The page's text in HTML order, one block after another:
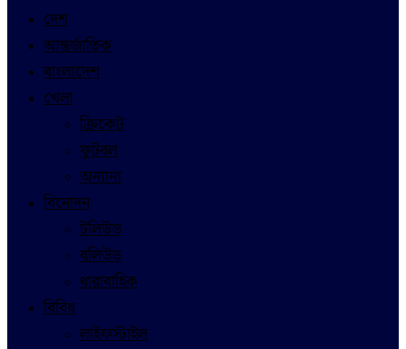
দেশ
আন্তর্জাতিক
বাংলাদেশ
খেলা
ক্রিকেট
ফুটবল
অন্যান্য
বিনোদন
টলিউড
বলিউড
ধারাবাহিক
বিবিধ
লাইফস্টাইল